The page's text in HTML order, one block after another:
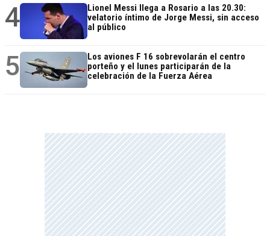
4
Lionel Messi llega a Rosario a las 20.30:
velatorio íntimo de Jorge Messi, sin acceso
al público
5
Los aviones F 16 sobrevolarán el centro
porteño y el lunes participarán de la
celebración de la Fuerza Aérea